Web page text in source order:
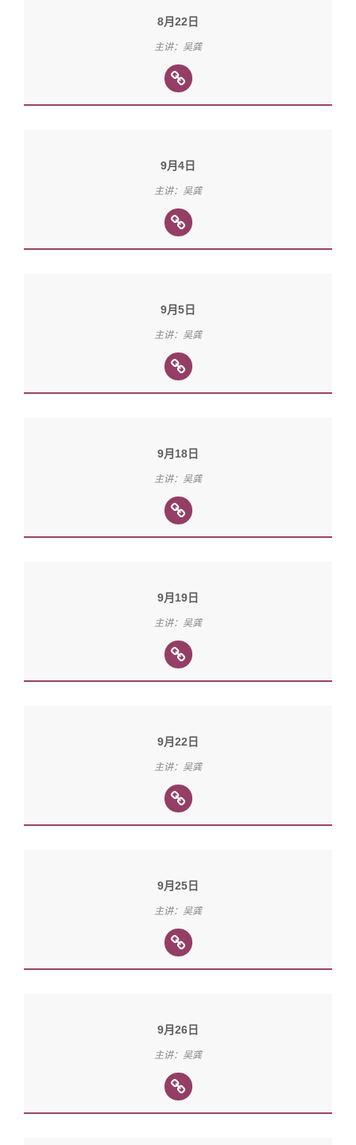
8月22日
主讲：吴龚
9月4日
主讲：吴龚
9月5日
主讲：吴龚
9月18日
主讲：吴龚
9月19日
主讲：吴龚
9月22日
主讲：吴龚
9月25日
主讲：吴龚
9月26日
主讲：吴龚